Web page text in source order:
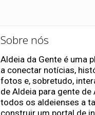
Sobre nós
Aldeia da Gente é uma
a conectar notícias,
fotos e, sobretudo,
de Aldeia para gente
todos os aldeienses a
construir um portal de